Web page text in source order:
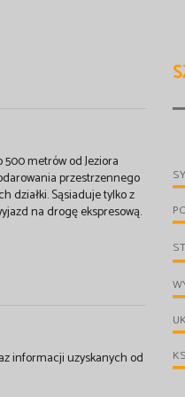
metrów od Jeziora
przestrzennego
działki. Sąsiaduje tylko z
na drogę ekspresową.
informacji uzyskanych od